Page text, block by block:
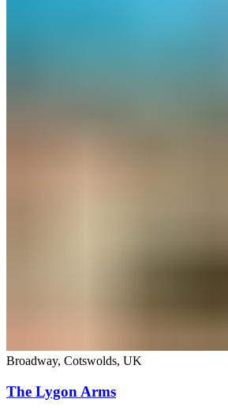
Broadway, Cotswolds​​​​‌ ‍ ​‍​‍‌‍ ‌ ​‍‌‍‍‌‌‍‌ ‌‍‍‌‌‍ ‍​‍​‍​ ‍‍​‍​‍‌ ​ ‌‍​‌‌‍ ‍‌‍‍‌‌ ‌​‌ ‍‌​‍ ‍‌‍‍‌‌‍ ​‍​‍​‍ ​​‍​‍‌‍‍​‌ ​‍‌‍‌‌‌‍‌‍​‍​‍​ ‍‍​‍​‍‌‍‍​‌ ‌​‌ ‌​‌ ​​‌ ​ ​ ‍‍​‍ ​‍ ‌‍ ​​‍ ‌‌‍​‌‌‍ ‍‌‍‌​​‍ ‌‌ ​‍​‍ ‌‌‍‍​‌‍ ‌ ‌​‌‍‌‌‌‍ ​‌ ​ ​‍ ‌‌ ​ ‌ ‌​‌ ‌‌‌‍‌​‌‍‍‌‌‍ ​‍ ‍‌ ‌‍‌‍‌‌‌ ​‍‌‍​ ‌‍‌‌‌‍ ​​‍ ‍‌‍​‌‌ ​​‌ ​​​‍ ‌‍‍‌‌‍ ‍‌ ‌​‌‍‌‌‌‍ ‍‌ ‌​​‍ ‌‍‌‌‌‍‌​‌‍‍‌‌ ‌​​‍ ‌‍ ‌‌‍ ‌‍‌​‌‍‌‌​ ‌‌ ​​‌ ​‍‌‍‌‌‌ ​ ‌‍‌‌‌‍ ‍‌ ‌​‌‍​‌‌ ‌​‌‍‍‌‌‍ ‌‍ ‍​ ‍ ‌‍‍‌‌‍‌​​ ‌​ ​​​ ​‌​ ‌ ​ ‌‍​ ​​‌‍‌‍​ ‍‌​ ‍‌​‍ ‌‌‍​‌​ ‍‌‌‍‌‌‌‍​‍​‍ ‌​ ‌​​ ​‌​ ‍‌​ ‍​​‍ ‌‌‍​‌​ ​​‌‍​‍‌‍‌​​‍ ‌​ ​​​ ​‍​ ​‌​ ‌‌​ ‌​​ ​‌​ ​ ‌‍‌​​ ‌​​ ‌‍​ ‌‌‌‍‌‌​ ‍ ‌ ‌​‌ ‍‌‌ ​​‌‍‌‌​ ‌‌‍‍​‌‍ ‌ ‌​‌‍‌‌‌‍ ​​ ‍ ‌ ​​‌‍​‌‌ ‌​‌‍‍​​ ‌‌‍ ​‌‍ ‌‍​ ‌‍​‌‌ ‌​‌‍‍‌‌‍ ‌‍ ‍​ ‌‍​‍‌‍​‌‌ ​ ‌‍‌‌‌‌‌‌‌ ​‍‌‍ ​​ ‌‌‍‍​‌ ‌​‌ ‌​‌ ​​‌ ​ ​‍‌‌​ ​ ‌​​‌​‍‌‌​ ​‍‌​‌‍​‍‌‌​ ​‍‌​‌‍‌‍ ​​‍ ‌‌‍​‌‌‍ ‍‌‍‌​​‍ ‌‌ ​‍​‍ ‌‌‍‍​‌‍ ‌ ‌​‌‍‌‌‌‍ ​‌ ​ ​‍ ‌‌ ​ ‌ ‌​‌ ‌‌‌‍‌​‌‍‍‌‌‍ ​‍ ‍‌ ‌‍‌‍‌‌‌ ​‍‌‍​ ‌‍‌‌‌‍ ​​‍ ‍‌‍​‌‌ ​​‌ ​​​‍‌‍‌‍‍‌‌‍‌​​ ‌​ ​​​ ​‌​ ‌ ​ ‌‍​ ​​‌‍‌‍​ ‍‌​ ‍‌​‍ ‌‌‍​‌​ ‍‌‌‍‌‌‌‍​‍​‍ ‌​ ‌​​ ​‌​ ‍‌​ ‍​​‍ ‌‌‍​‌​ ​​‌‍​‍‌‍‌​​‍ ‌​ ​​​ ​‍​ ​‌​ ‌‌​ ‌​​ ​‌​ ​ ‌‍‌​​ ‌​​ ‌‍​ ‌‌‌‍‌‌​‍‌‍‌ ‌​‌ ‍‌‌ ​​‌‍‌‌​ ‌‌‍‍​‌‍ ‌ ‌​‌‍‌‌‌‍ ​​‍‌‍‌ ​​‌‍​‌‌ ‌​‌‍‍​​ ‌‌‍ ​‌‍ ‌‍​ ‌‍​‌‌ ‌​‌‍‍‌‌‍ ‌‍ ‍​‍‌‍‌ ​​‌‍‌‌‌ ​‍‌ ​ ‌ ​​‌‍‌‌‌‍​ ‌ ‌​‌‍‍‌‌ ‌‍‌‍‌‌​ ‌‌ ​​‌ ‌‌‌‍​‍‌‍ ​‌‍‍‌‌ ​ ‌‍‍​‌‍‌‌‌‍‌​​‍​‍‌ ‌, UK​​​​‌ ‍ ​‍​‍‌‍ ‌ ​‍‌‍‍‌‌‍‌ ‌‍‍‌‌‍ ‍​‍​‍​ ‍‍​‍​‍‌ ​ ‌‍​‌‌‍ ‍‌‍‍‌‌ ‌​‌ ‍‌​‍ ‍‌‍‍‌‌‍ ​‍​‍​‍ ​​‍​‍‌‍‍​‌ ​‍‌‍‌‌‌‍‌‍​‍​‍​ ‍‍​‍​‍‌‍‍​‌ ‌​‌ ‌​‌ ​​‌ ​ ​ ‍‍​‍ ​‍ ‌‍ ​​‍ ‌‌‍​‌‌‍ ‍‌‍‌​​‍ ‌‌ ​‍​‍ ‌‌‍‍​‌‍ ‌ ‌​‌‍‌‌‌‍ ​‌ ​ ​‍ ‌‌ ​ ‌ ‌​‌ ‌‌‌‍‌​‌‍‍‌‌‍ ​‍ ‍‌ ‌‍‌‍‌‌‌ ​‍‌‍​ ‌‍‌‌‌‍ ​​‍ ‍‌‍​‌‌ ​​‌ ​​​‍ ‌‍‍‌‌‍ ‍‌ ‌​‌‍‌‌‌‍ ‍‌ ‌​​‍ ‌‍‌‌‌‍‌​‌‍‍‌‌ ‌​​‍ ‌‍ ‌‌‍ ‌‍‌​‌‍‌‌​ ‌‌ ​​‌ ​‍‌‍‌‌‌ ​ ‌‍‌‌‌‍ ‍‌ ‌​‌‍​‌‌ ‌​‌‍‍‌‌‍ ‌‍ ‍​ ‍ ‌‍‍‌‌‍‌​​ ‌​ ​‌​ ‌ ​ ​‌​ ​​​ ​‌‌‍‌‍‌‍​ ​ ​​​‍ ‌​ ‍​‌‍‌‌‌‍‌​‌‍‌​​‍ ‌​ ‌​‌‍‌‌​ ​‍​ ‌​​‍ ‌​ ‍‌​ ‌​​ ‌​‌‍​ ​‍ ‌​ ​​‌‍‌‍‌‍​ ‌‍‌‍‌‍​‍​ ‌‌​ ‍​‌‍​‌​ ​​‌‍​‌​ ‌‍​ ​​​ ‍ ‌ ‌​‌ ‍‌‌ ​​‌‍‌‌​ ‌‌‍​ ‌‍ ‌ ‌‌‌‍ ‍‌ ‌​‌ ​‍‌ ‍‌​ ‍ ‌ ​​‌‍​‌‌ ‌​‌‍‍​​ ‌‌ ‌​‌‍‍‌‌ ‌​‌‍ ​‌‍‌‌​ ‌‍​‍‌‍​‌‌ ​ ‌‍‌‌‌‌‌‌‌ ​‍‌‍ ​​ ‌‌‍‍​‌ ‌​‌ ‌​‌ ​​‌ ​ ​‍‌‌​ ​ ‌​​‌​‍‌‌​ ​‍‌​‌‍​‍‌‌​ ​‍‌​‌‍‌‍ ​​‍ ‌‌‍​‌‌‍ ‍‌‍‌​​‍ ‌‌ ​‍​‍ ‌‌‍‍​‌‍ ‌ ‌​‌‍‌‌‌‍ ​‌ ​ ​‍ ‌‌ ​ ‌ ‌​‌ ‌‌‌‍‌​‌‍‍‌‌‍ ​‍ ‍‌ ‌‍‌‍‌‌‌ ​‍‌‍​ ‌‍‌‌‌‍ ​​‍ ‍‌‍​‌‌ ​​‌ ​​​‍‌‍‌‍‍‌‌‍‌​​ ‌​ ​‌​ ‌ ​ ​‌​ ​​​ ​‌‌‍‌‍‌‍​ ​ ​​​‍ ‌​ ‍​‌‍‌‌‌‍‌​‌‍‌​​‍ ‌​ ‌​‌‍‌‌​ ​‍​ ‌​​‍ ‌​ ‍‌​ ‌​​ ‌​‌‍​ ​‍ ‌​ ​​‌‍‌‍‌‍​ ‌‍‌‍‌‍​‍​ ‌‌​ ‍​‌‍​‌​ ​​‌‍​‌​ ‌‍​ ​​​‍‌‍‌ ‌​‌ ‍‌‌ ​​‌‍‌‌​ ‌‌‍​ ‌‍ ‌ ‌‌‌‍ ‍‌ ‌​‌ ​‍‌ ‍‌​‍‌‍‌ ​​‌‍​‌‌ ‌​‌‍‍​​ ‌‌ ‌​‌‍‍‌‌ ‌​‌‍ ​‌‍‌‌​‍‌‍‌ ​​‌‍‌‌‌ ​‍‌ ​ ‌ ​​‌‍‌‌‌‍​ ‌ ‌​‌‍‍‌‌ ‌‍‌‍‌‌​ ‌‌ ​​‌ ‌‌‌‍​‍‌‍ ​‌‍‍‌‌ ​ ‌‍‍​‌‍‌‌‌‍‌​​‍​‍‌ ‌
The Lygon Arms​​​​‌ ‍ ​‍​‍‌‍ ‌ ​‍‌‍‍‌‌‍‌ ‌‍‍‌‌‍ ‍​‍​‍​ ‍‍​‍​‍‌ ​ ‌‍​‌‌‍ ‍‌‍‍‌‌ ‌​‌ ‍‌​‍ ‍‌‍‍‌‌‍ ​‍​‍​‍ ​​‍​‍‌‍‍​‌ ​‍‌‍‌‌‌‍‌‍​‍​‍​ ‍‍​‍​‍‌‍‍​‌ ‌​‌ ‌​‌ ​​‌ ​ ​ ‍‍​‍ ​‍ ‌‍ ​​‍ ‌‌‍​‌‌‍ ‍‌‍‌​​‍ ‌‌ ​‍​‍ ‌‌‍‍​‌‍ ‌ ‌​‌‍‌‌‌‍ ​‌ ​ ​‍ ‌‌ ​ ‌ ‌​‌ ‌‌‌‍‌​‌‍‍‌‌‍ ​‍ ‍‌ ‌‍‌‍‌‌‌ ​‍‌‍​ ‌‍‌‌‌‍ ​​‍ ‍‌‍​‌‌ ​​‌ ​​​‍ ‌‍‍‌‌‍ ‍‌ ‌​‌‍‌‌‌‍ ‍‌ ‌​​‍ ‌‍‌‌‌‍‌​‌‍‍‌‌ ‌​​‍ ‌‍ ‌‌‍ ‌‍‌​‌‍‌‌​ ‌‌ ​​‌ ​‍‌‍‌‌‌ ​ ‌‍‌‌‌‍ ‍‌ ‌​‌‍​‌‌ ‌​‌‍‍‌‌‍ ‌‍ ‍​ ‍ ‌‍‍‌‌‍‌​​ ‌​ ​​​ ​‌​ ‌ ​ ‌‍​ ​​‌‍‌‍​ ‍‌​ ‍‌​‍ ‌‌‍​‌​ ‍‌‌‍‌‌‌‍​‍​‍ ‌​ ‌​​ ​‌​ ‍‌​ ‍​​‍ ‌‌‍​‌​ ​​‌‍​‍‌‍‌​​‍ ‌​ ​​​ ​‍​ ​‌​ ‌‌​ ‌​​ ​‌​ ​ ‌‍‌​​ ‌​​ ‌‍​ ‌‌‌‍‌‌​ ‍ ‌ ‌​‌ ‍‌‌ ​​‌‍‌‌​ ‌‌‍‍​‌‍ ‌ ‌​‌‍‌‌‌‍ ​​ ‍ ‌ ​​‌‍​‌‌ ‌​‌‍‍​​ ‌‌ ‌​‌‍‍‌‌ ‌​‌‍ ​‌‍‌‌​ ‌‍​‍‌‍​‌‌ ​ ‌‍‌‌‌‌‌‌‌ ​‍‌‍ ​​ ‌‌‍‍​‌ ‌​‌ ‌​‌ ​​‌ ​ ​‍‌‌​ ​ ‌​​‌​‍‌‌​ ​‍‌​‌‍​‍‌‌​ ​‍‌​‌‍‌‍ ​​‍ ‌‌‍​‌‌‍ ‍‌‍‌​​‍ ‌‌ ​‍​‍ ‌‌‍‍​‌‍ ‌ ‌​‌‍‌‌‌‍ ​‌ ​ ​‍ ‌‌ ​ ‌ ‌​‌ ‌‌‌‍‌​‌‍‍‌‌‍ ​‍ ‍‌ ‌‍‌‍‌‌‌ ​‍‌‍​ ‌‍‌‌‌‍ ​​‍ ‍‌‍​‌‌ ​​‌ ​​​‍‌‍‌‍‍‌‌‍‌​​ ‌​ ​​​ ​‌​ ‌ ​ ‌‍​ ​​‌‍‌‍​ ‍‌​ ‍‌​‍ ‌‌‍​‌​ ‍‌‌‍‌‌‌‍​‍​‍ ‌​ ‌​​ ​‌​ ‍‌​ ‍​​‍ ‌‌‍​‌​ ​​‌‍​‍‌‍‌​​‍ ‌​ ​​​ ​‍​ ​‌​ ‌‌​ ‌​​ ​‌​ ​ ‌‍‌​​ ‌​​ ‌‍​ ‌‌‌‍‌‌​‍‌‍‌ ‌​‌ ‍‌‌ ​​‌‍‌‌​ ‌‌‍‍​‌‍ ‌ ‌​‌‍‌‌‌‍ ​​‍‌‍‌ ​​‌‍​‌‌ ‌​‌‍‍​​ ‌‌ ‌​‌‍‍‌‌ ‌​‌‍ ​‌‍‌‌​‍‌‍‌ ​​‌‍‌‌‌ ​‍‌ ​ ‌ ​​‌‍‌‌‌‍​ ‌ ‌​‌‍‍‌‌ ‌‍‌‍‌‌​ ‌‌ ​​‌ ‌‌‌‍​‍‌‍ ​‌‍‍‌‌ ​ ‌‍‍​‌‍‌‌‌‍‌​​‍​‍‌ ‌